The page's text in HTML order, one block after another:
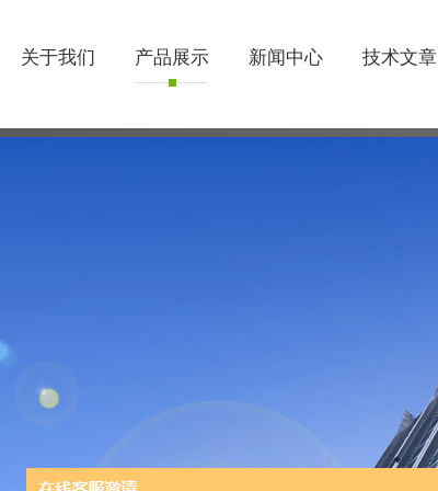
关于我们 产品展示 新闻中心 技术文章